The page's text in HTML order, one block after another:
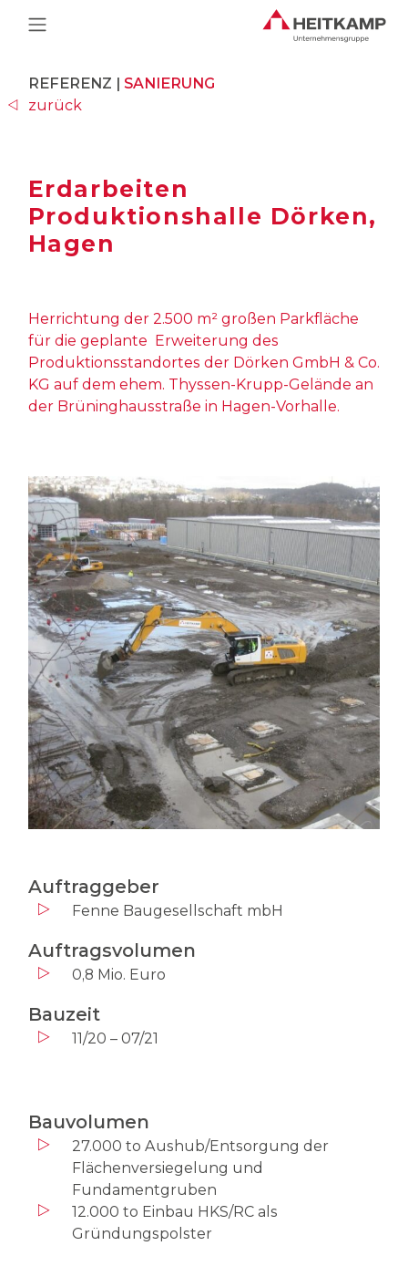
Main Navigation
REFERENZ | SANIERUNG
zurück
Erdarbeiten
Produktionshalle Dörken,
Hagen
Herrichtung der 2.500 m² großen Parkfläche
für die geplante Erweiterung des
Produktionsstandortes der Dörken GmbH & Co.
KG auf dem ehem. Thyssen-Krupp-Gelände an
der Brüninghausstraße in Hagen-Vorhalle.
Auftraggeber
Fenne Baugesellschaft mbH
Auftragsvolumen
0,8 Mio. Euro
Bauzeit
11/20 – 07/21
Bauvolumen
27.000 to Aushub/Entsorgung der
Flächenversiegelung und
Fundamentgruben
12.000 to Einbau HKS/RC als
Gründungspolster